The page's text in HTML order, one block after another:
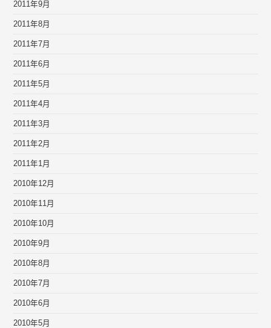
2011年9月
2011年8月
2011年7月
2011年6月
2011年5月
2011年4月
2011年3月
2011年2月
2011年1月
2010年12月
2010年11月
2010年10月
2010年9月
2010年8月
2010年7月
2010年6月
2010年5月